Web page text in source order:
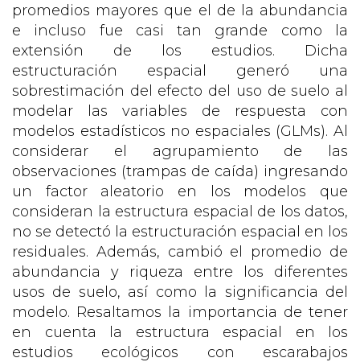
promedios mayores que el de la abundancia
e incluso fue casi tan grande como la
extensión de los estudios. Dicha
estructuración espacial generó una
sobrestimación del efecto del uso de suelo al
modelar las variables de respuesta con
modelos estadísticos no espaciales (GLMs). Al
considerar el agrupamiento de las
observaciones (trampas de caída) ingresando
un factor aleatorio en los modelos que
consideran la estructura espacial de los datos,
no se detectó la estructuración espacial en los
residuales. Además, cambió el promedio de
abundancia y riqueza entre los diferentes
usos de suelo, así como la significancia del
modelo. Resaltamos la importancia de tener
en cuenta la estructura espacial en los
estudios ecológicos con escarabajos